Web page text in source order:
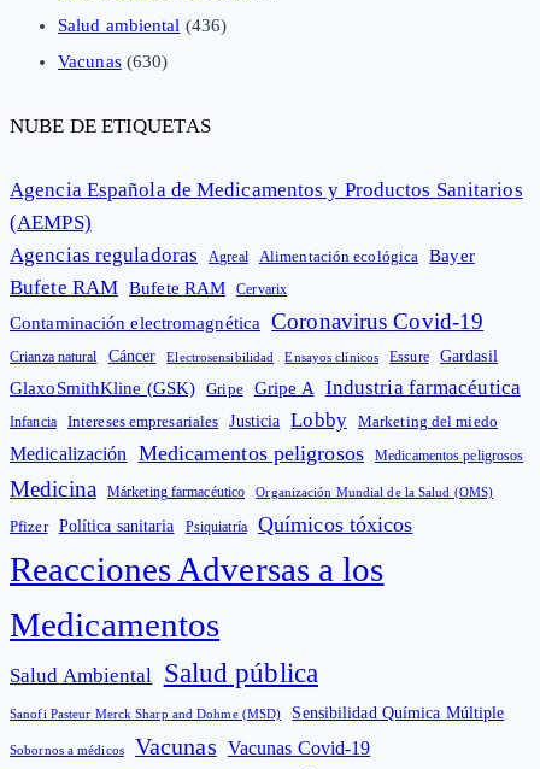
Salud ambiental (436)
Vacunas(630)
NUBE DE ETIQUETAS
Agencia Española de Medicamentos y Productos Sanitarios
(AEMPS)
Agencias reguladoras
Agreal Alimentación ecológica Bayer
Bufete RAM Bufete RAM Cervarix
Contaminación electromagnética Coronavirus Covid-19
Crianza natural Cáncer Electrosensibilidad Ensayos clínicos Essure Gardasil
GlaxoSmithKline (GSK) Gripe Gripe A Industria farmacéutica
Infancia Intereses empresariales Justicia Lobby Marketing del miedo
Medicalización Medicamentos peligrosos Medicamentos peligrosos
Medicina Márketing farmacéutico Organización Mundial de la Salud (OMS)
Pfizer Política sanitaria Psiquiatría Químicos tóxicos
Reacciones Adversas a los
Medicamentos
Salud Ambiental Salud pública
Sanofi Pasteur Merck Sharp and Dohme (MSD) Sensibilidad Química Múltiple
Sobornos a médicos Vacunas Vacunas Covid-19